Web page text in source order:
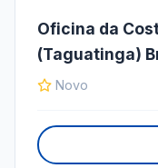
Oficina da
(Taguatinga)
Novo